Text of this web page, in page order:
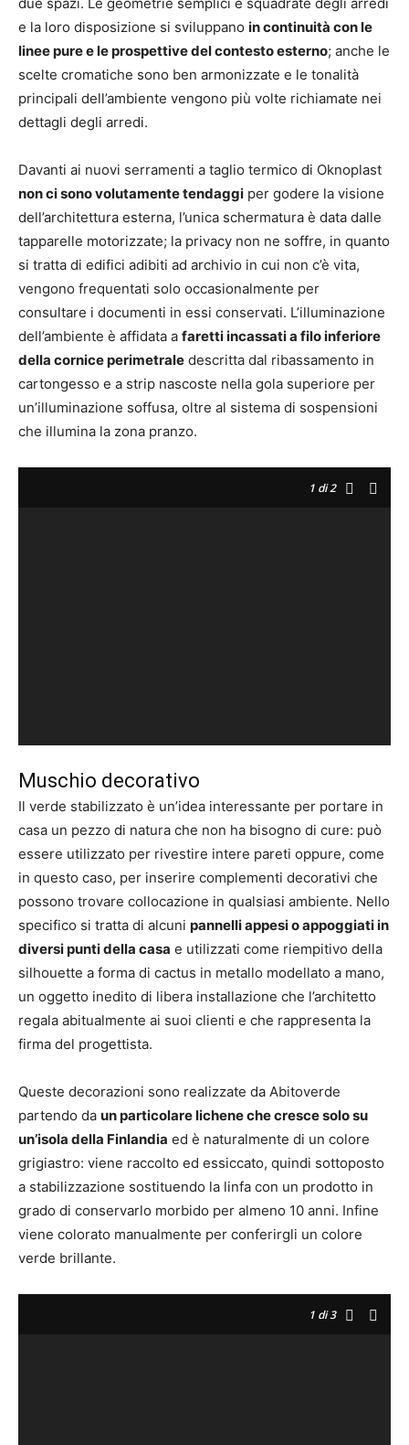
e la loro disposizione si sviluppano in continuità con le
linee pure e le prospettive del contesto esterno; anche le
scelte cromatiche sono ben armonizzate e le tonalità
principali dell’ambiente vengono più volte richiamate nei
dettagli degli arredi.
Davanti ai nuovi serramenti a taglio termico di Oknoplast
non ci sono volutamente tendaggi per godere la visione
dell’architettura esterna, l’unica schermatura è data dalle
tapparelle motorizzate; la privacy non ne soffre, in quanto
si tratta di edifici adibiti ad archivio in cui non c’è vita,
vengono frequentati solo occasionalmente per
consultare i documenti in essi conservati. L’illuminazione
dell’ambiente è affidata a faretti incassati a filo inferiore
della cornice perimetrale descritta dal ribassamento in
cartongesso e a strip nascoste nella gola superiore per
un’illuminazione soffusa, oltre al sistema di sospensioni
che illumina la zona pranzo.
1 di 2
Muschio decorativo
Il verde stabilizzato è un’idea interessante per portare in
casa un pezzo di natura che non ha bisogno di cure: può
essere utilizzato per rivestire intere pareti oppure, come
in questo caso, per inserire complementi decorativi che
possono trovare collocazione in qualsiasi ambiente. Nello
specifico si tratta di alcuni pannelli appesi o appoggiati in
diversi punti della casa e utilizzati come riempitivo della
silhouette a forma di cactus in metallo modellato a mano,
un oggetto inedito di libera installazione che l’architetto
regala abitualmente ai suoi clienti e che rappresenta la
firma del progettista.
Queste decorazioni sono realizzate da Abitoverde
partendo da un particolare lichene che cresce solo su
un’isola della Finlandia ed è naturalmente di un colore
grigiastro: viene raccolto ed essiccato, quindi sottoposto
a stabilizzazione sostituendo la linfa con un prodotto in
grado di conservarlo morbido per almeno 10 anni. Infine
viene colorato manualmente per conferirgli un colore
verde brillante.
1 di 3